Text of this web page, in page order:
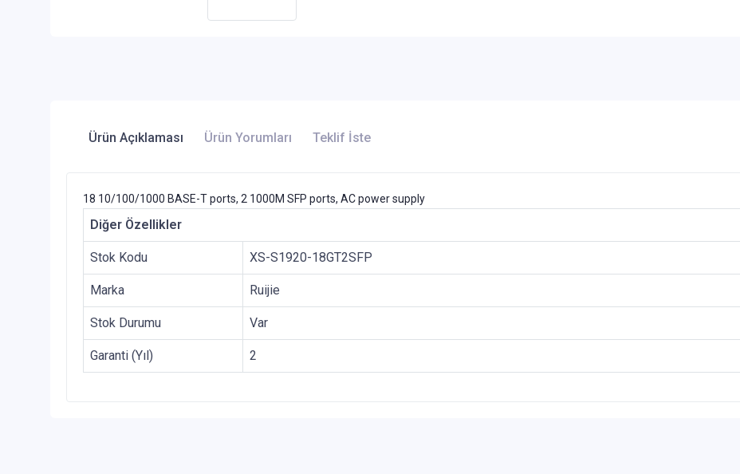
Ürün Açıklaması Ürün Yorumları Teklif İste
18 10/100/1000 BASE-T ports, 2 1000M SFP ports, AC power supply
Diğer Özellikler
Stok Kodu XS-S1920-18GT2SFP
Marka Ruijie
Stok Durumu Var
Garanti (Yıl) 2